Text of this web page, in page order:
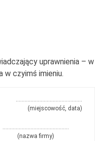
uprawnienia – w
czyimś imieniu.
………………………………………
(miejscowość, data)
………………………………………
(nazwa firmy)